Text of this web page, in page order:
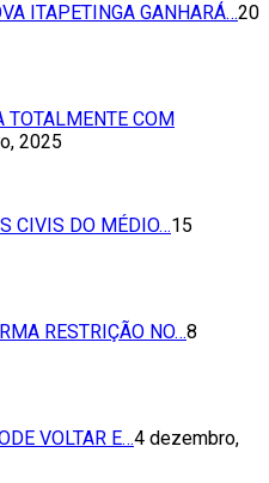
ITAPETINGA GANHARÁ…20
TOTALMENTE COM
2025
CIVIS DO MÉDIO…15
RESTRIÇÃO NO…8
VOLTAR E…4 dezembro,